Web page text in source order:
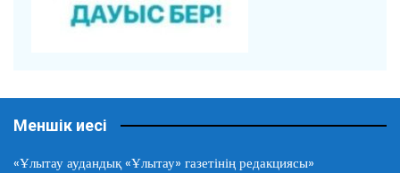
Меншік иесі
«Ұлытау аудандық «Ұлытау» газетінің редакциясы»